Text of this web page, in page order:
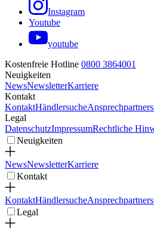
Instagram
Youtube
youtube
Kostenfreie Hotline 0800 3864001
Neuigkeiten
NewsNewsletterKarriere
Kontakt
KontaktHändlersuche
Legal
DatenschutzImpressumRechtliche
Neuigkeiten
NewsNewsletterKarriere
Kontakt
KontaktHändlersuche
Legal